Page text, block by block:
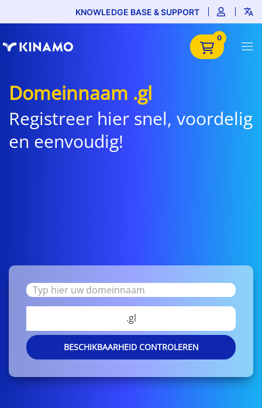
KNOWLEDGE BASE & SUPPORT
0
Domeinnaam .gl
Registreer hier snel, voordelig
en eenvoudig!
.gl
BESCHIKBAARHEID CONTROLEREN